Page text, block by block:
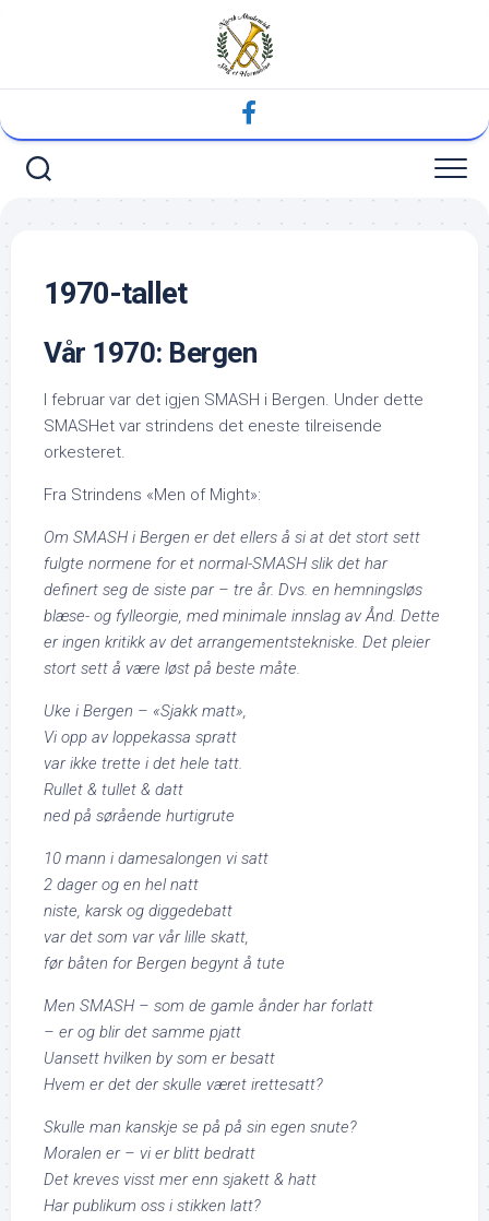
1970-tallet
Vår 1970: Bergen
I februar var det igjen SMASH i Bergen. Under dette
SMASHet var strindens det eneste tilreisende
orkesteret.
Fra Strindens «Men of Might»:
Om SMASH i Bergen er det ellers å si at det stort sett
fulgte normene for et normal-SMASH slik det har
definert seg de siste par – tre år. Dvs. en hemningsløs
blæse- og fylleorgie, med minimale innslag av Ånd. Dette
er ingen kritikk av det arrangementstekniske. Det pleier
stort sett å være løst på beste måte.
Uke i Bergen – «Sjakk matt»,
Vi opp av loppekassa spratt
var ikke trette i det hele tatt.
Rullet & tullet & datt
ned på sørående hurtigrute
10 mann i damesalongen vi satt
2 dager og en hel natt
niste, karsk og diggedebatt
var det som var vår lille skatt,
før båten for Bergen begynt å tute
Men SMASH – som de gamle ånder har forlatt
– er og blir det samme pjatt
Uansett hvilken by som er besatt
Hvem er det der skulle været irettesatt?
Skulle man kanskje se på på sin egen snute?
Moralen er – vi er blitt bedratt
Det kreves visst mer enn sjakett & hatt
Har publikum oss i stikken latt?